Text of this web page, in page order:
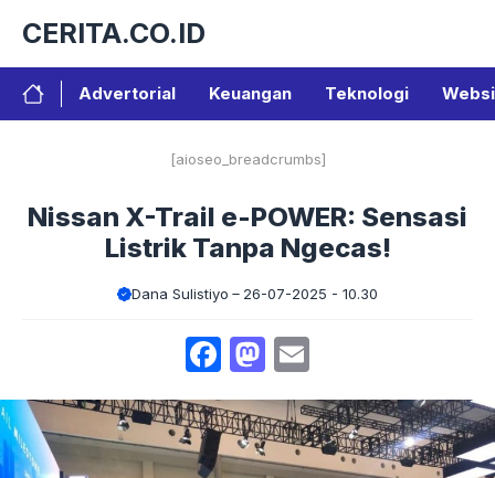
isi
CERITA.CO.ID
Advertorial Keuangan Teknologi
[aioseo_breadcrumbs]
Nissan X-Trail e-POWER: Sensasi
Listrik Tanpa Ngecas!
Dana Sulistiyo 26-07-2025 - 10.30
Facebook
Mastodon